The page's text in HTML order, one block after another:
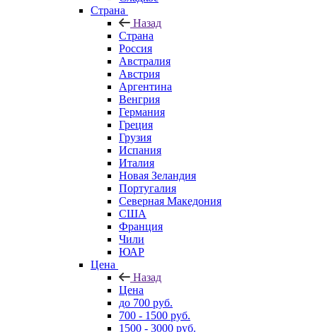
Страна
Назад
Страна
Россия
Австралия
Австрия
Аргентина
Венгрия
Германия
Греция
Грузия
Испания
Италия
Новая Зеландия
Португалия
Северная Македония
США
Франция
Чили
ЮАР
Цена
Назад
Цена
до 700 руб.
700 - 1500 руб.
1500 - 3000 руб.